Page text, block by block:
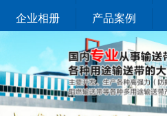
企业相册 产品案例